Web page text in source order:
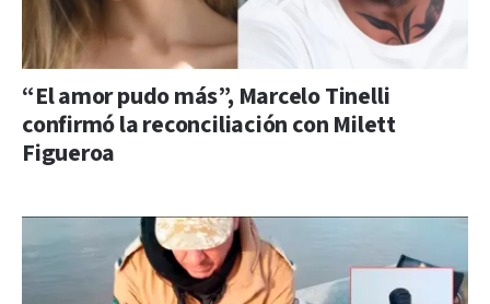
“El amor pudo más”, Marcelo Tinelli
confirmó la reconciliación con Milett
Figueroa